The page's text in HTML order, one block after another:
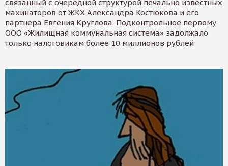
связанный с очередной структурой печально известных
махинаторов от ЖКХ Александра Костюкова и его
партнера Евгения Круглова. Подконтрольное первому
ООО «Жилищная коммунальная система» задолжало
только налоговикам более 10 миллионов рублей